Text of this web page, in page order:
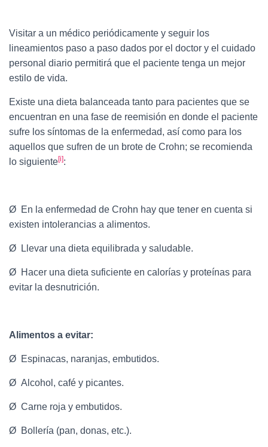
Visitar a un médico periódicamente y seguir los
lineamientos paso a paso dados por el doctor y el cuidado
personal diario permitirá que el paciente tenga un mejor
estilo de vida.
Existe una dieta balanceada tanto para pacientes que se
encuentran en una fase de reemisión en donde el paciente
sufre los síntomas de la enfermedad, así como para los
aquellos que sufren de un brote de Crohn; se recomienda
lo siguiente[i]:
Ø En la enfermedad de Crohn hay que tener en cuenta si
existen intolerancias a alimentos.
Ø Llevar una dieta equilibrada y saludable.
Ø Hacer una dieta suficiente en calorías y proteínas para
evitar la desnutrición.
Alimentos a evitar:
Ø Espinacas, naranjas, embutidos.
Ø Alcohol, café y picantes.
Ø Carne roja y embutidos.
Ø Bollería (pan, donas, etc.).